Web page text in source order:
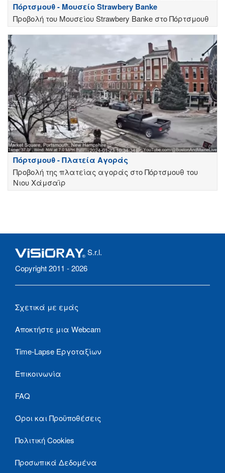
Πόρτσμουθ - Μουσείο Strawbery Banke
Προβολή του Μουσείου Strawbery Banke στο Πόρτσμουθ
Πόρτσμουθ - Πλατεία Αγοράς
Προβολή της πλατείας αγοράς στο Πόρτσμουθ του
Νιου Χάμσαϊρ
S.r.l.
Copyright 2011 - 2026
Σχετικά με εμάς
Αποκτήστε μια Webcam
Time-Lapse Εργοταξίων
Επικοινωνία
FAQ
Όροι και Προϋποθέσεις
Πολιτική Cookies
Προσωπικά Δεδομένα